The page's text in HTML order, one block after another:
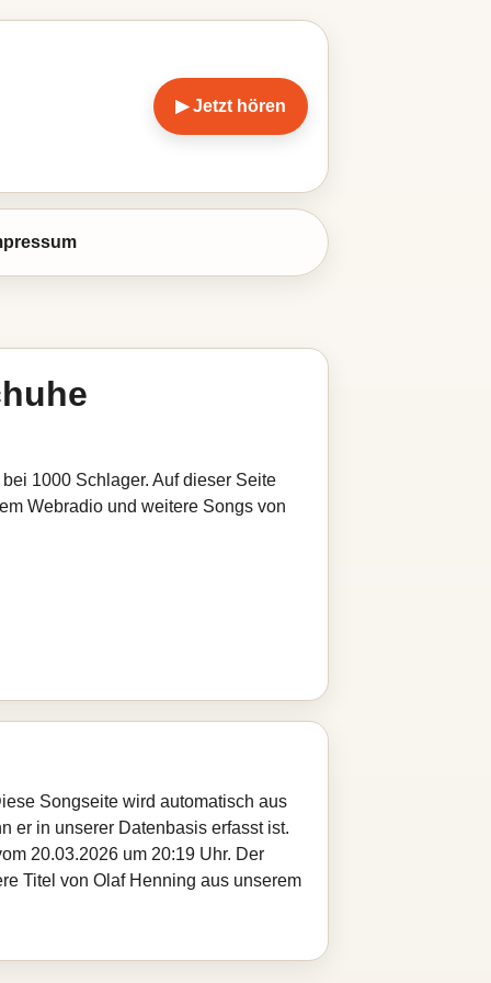
▶ Jetzt hören
1000 Schlager. Auf dieser Seite
Webradio und weitere Songs von
Songseite wird automatisch aus
er in unserer Datenbasis erfasst ist.
20.03.2026 um 20:19 Uhr. Der
Titel von Olaf Henning aus unserem